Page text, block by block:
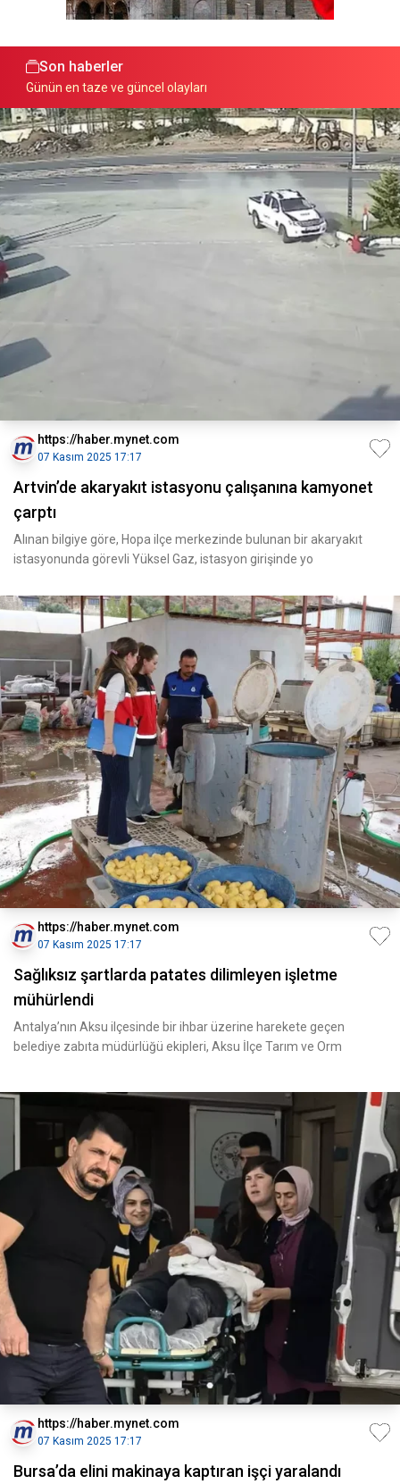
Son haberler
Günün en taze ve güncel olayları
https://haber.mynet.com
07 Kasım 2025 17:17
Artvin’de akaryakıt istasyonu çalışanına kamyonet
çarptı
Alınan bilgiye göre, Hopa ilçe merkezinde bulunan bir akaryakıt
istasyonunda görevli Yüksel Gaz, istasyon girişinde yo
https://haber.mynet.com
07 Kasım 2025 17:17
Sağlıksız şartlarda patates dilimleyen işletme
mühürlendi
Antalya’nın Aksu ilçesinde bir ihbar üzerine harekete geçen
belediye zabıta müdürlüğü ekipleri, Aksu İlçe Tarım ve Orm
https://haber.mynet.com
07 Kasım 2025 17:17
Bursa’da elini makinaya kaptıran işçi yaralandı